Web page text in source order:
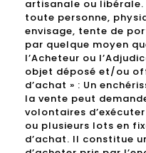
artisanale ou libérale.
toute personne,
envisage, tente de
par quelque moyen
l’Acheteur ou
objet déposé et/ou
d’achat » : Un
la vente peut
volontaires
ou plusieurs lots en
d’achat. Il constitue